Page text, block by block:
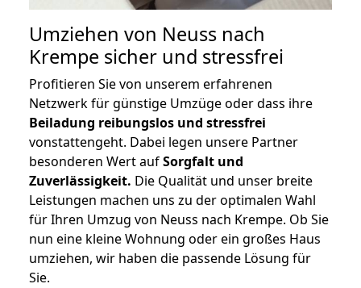
Umziehen von Neuss nach
Krempe sicher und stressfrei
Profitieren Sie von unserem erfahrenen
Netzwerk für günstige Umzüge oder dass ihre
Beiladung reibungslos und stressfrei
vonstattengeht. Dabei legen unsere Partner
besonderen Wert aufSorgfalt und
Zuverlässigkeit. Die Qualität und unser breite
Leistungen machen uns zu der optimalen Wahl
für Ihren Umzug von Neuss nach Krempe. Ob Sie
nun eine kleine Wohnung oder ein großes Haus
umziehen, wir haben die passende Lösung für
Sie.